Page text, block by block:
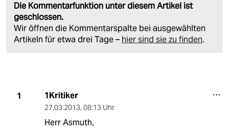
Die Kommentarfunktion unter diesem Artikel ist
geschlossen.
Wir öffnen die Kommentarspalte bei ausgewählten
Artikeln für etwa drei Tage – hier sind sie zu finden.
1 1Kritiker
27.03.2013, 08:13 Uhr
Herr Asmuth,